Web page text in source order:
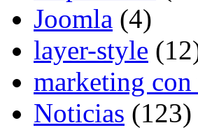
Joomla (4)
layer-style
marketing
Noticias (123)